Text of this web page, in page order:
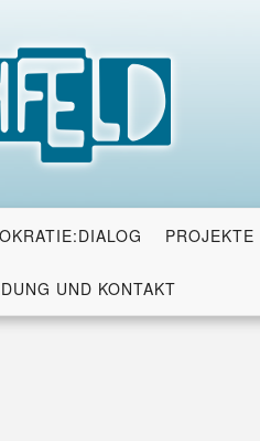
PROJEKTE
UND KONTAKT